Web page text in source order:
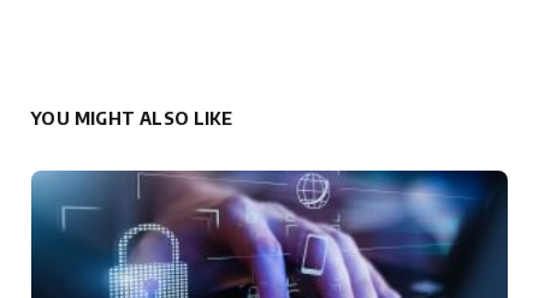
YOU MIGHT ALSO LIKE